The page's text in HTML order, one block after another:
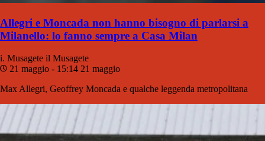
Allegri e Moncada non hanno bisogno di parlarsi a
Milanello: lo fanno sempre a Casa Milan
i. Musagete il Musagete
21 maggio - 15:14 21 maggio
Max Allegri, Geoffrey Moncada e qualche leggenda metropolitana